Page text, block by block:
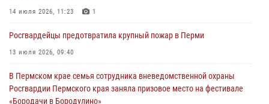
Росгвардейцы оказали силовую поддержку при задержании
28 июля 2026, 06:15
ведомственной акции «Каникулы с Росгвардией»
24 июля 2026, 08:45
14 июля 2026, 11:23 1
Росгвардейцы предотвратила крупный пожар в Перми
13 июля 2026, 09:40
В Пермском крае семья сотрудника вневедомственной охраны
Росгвардии Пермского края заняла призовое место на фестивале
«Бородачи в Бородулино»